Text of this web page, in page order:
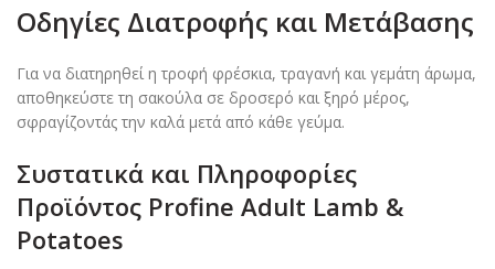
Οδηγίες Διατροφής και Μετάβασης
Για να διατηρηθεί η τροφή φρέσκια, τραγανή και γεμάτη άρωμα,
αποθηκεύστε τη σακούλα σε δροσερό και ξηρό μέρος,
σφραγίζοντάς την καλά μετά από κάθε γεύμα.
Συστατικά και Πληροφορίες
Προϊόντος Profine Adult Lamb &
Potatoes